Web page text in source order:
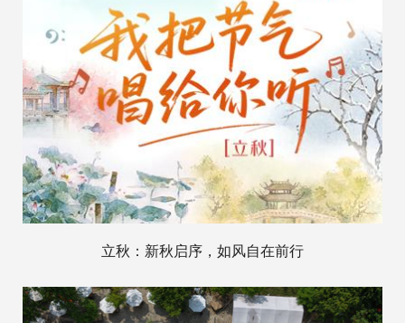
立秋：新秋启序，如风自在前行